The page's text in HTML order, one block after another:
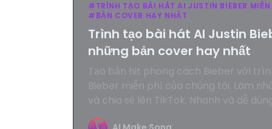
#TRÌNH TẠO BÀI HÁT AI JUSTIN BIEBER MIỄN
#BẢN COVER HAY NHẤT
Trình tạo bài hát AI Justin
những bản cover hay nhất
Tạo bản hit phong cách Bieber với
Bieber miễn phí của chúng tôi. Làm
và chia sẻ lên TikTok. Nhanh và dễ